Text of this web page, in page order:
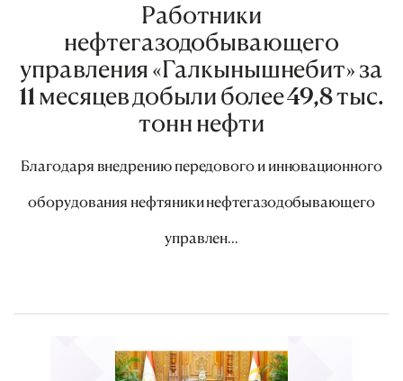
Работники
нефтегазодобывающего
управления «Галкынышнебит» за
11 месяцев добыли более 49,8 тыс.
тонн нефти
Благодаря внедрению передового и инновационного
оборудования нефтяники нефтегазодобывающего
управлен...